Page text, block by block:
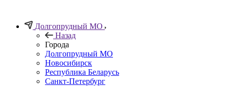
Долгопрудный МО
Назад
Города
Долгопрудный МО
Новосибирск
Республика Беларусь
Санкт-Петербург